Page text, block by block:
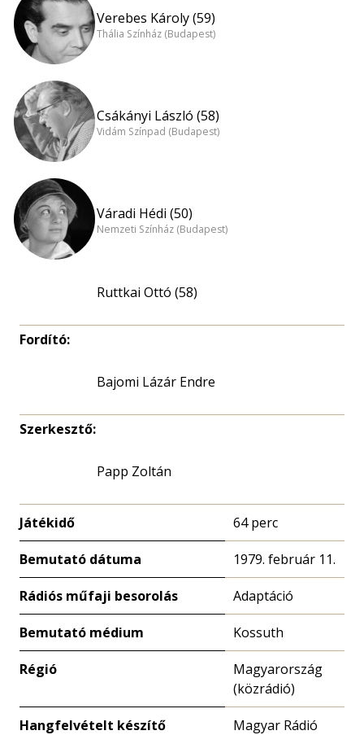
Verebes Károly (59)
Thália Színház (Budapest)
Csákányi László (58)
Vidám Színpad (Budapest)
Váradi Hédi (50)
Nemzeti Színház (Budapest)
Ruttkai Ottó (58)
Fordító:
Bajomi Lázár Endre
Szerkesztő:
Papp Zoltán
Játékidő 64 perc
Bemutató dátuma 1979. február 11.
Rádiós műfaji besorolás Adaptáció
Bemutató médium Kossuth
Régió
Magyarország
(közrádió)
Hangfelvételt készítő
Magyar Rádió